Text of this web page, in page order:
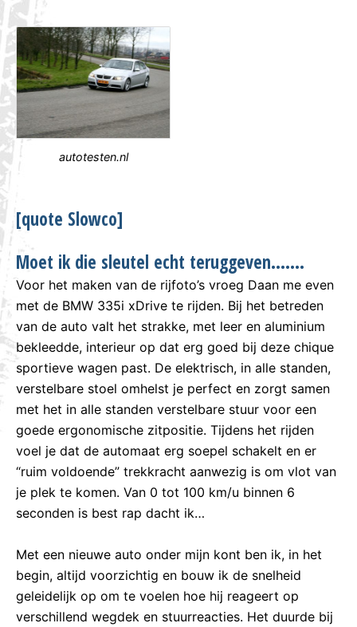
autotesten.nl
[quote Slowco]
Moet ik die sleutel echt teruggeven…….
Voor het maken van de rijfoto’s vroeg Daan me even
met de BMW 335i xDrive te rijden. Bij het betreden
van de auto valt het strakke, met leer en aluminium
bekleedde, interieur op dat erg goed bij deze chique
sportieve wagen past. De elektrisch, in alle standen,
verstelbare stoel omhelst je perfect en zorgt samen
met het in alle standen verstelbare stuur voor een
goede ergonomische zitpositie. Tijdens het rijden
voel je dat de automaat erg soepel schakelt en er
“ruim voldoende” trekkracht aanwezig is om vlot van
je plek te komen. Van 0 tot 100 km/u binnen 6
seconden is best rap dacht ik…
Met een nieuwe auto onder mijn kont ben ik, in het
begin, altijd voorzichtig en bouw ik de snelheid
geleidelijk op om te voelen hoe hij reageert op
verschillend wegdek en stuurreacties. Het duurde bij